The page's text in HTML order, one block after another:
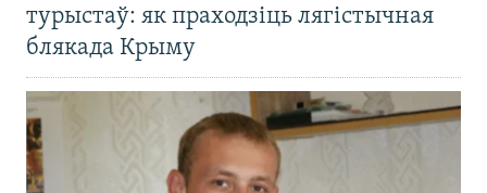
турыстаў: як праходзіць лягістычная
блякада Крыму